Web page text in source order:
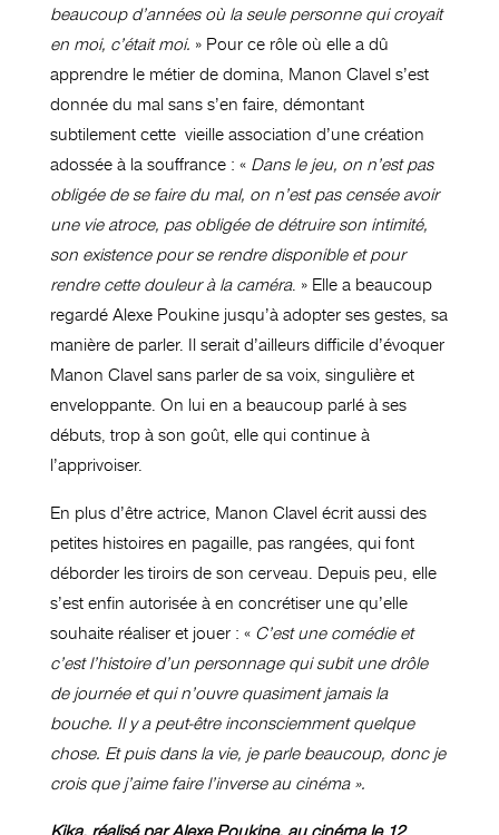
beaucoup d’années où la seule personne qui croyait
en moi, c’était moi. » Pour ce rôle où elle a dû
apprendre le métier de domina, Manon Clavel s’est
donnée du mal sans s’en faire, démontant
subtilement cette vieille association d’une création
adossée à la souffrance : « Dans le jeu, on n’est pas
obligée de se faire du mal, on n’est pas censée avoir
une vie atroce, pas obligée de détruire son intimité,
son existence pour se rendre disponible et pour
rendre cette douleur à la caméra. » Elle a beaucoup
regardé Alexe Poukine jusqu’à adopter ses gestes, sa
manière de parler. Il serait d’ailleurs difficile d’évoquer
Manon Clavel sans parler de sa voix, singulière et
enveloppante. On lui en a beaucoup parlé à ses
débuts, trop à son goût, elle qui continue à
l’apprivoiser.
En plus d’être actrice, Manon Clavel écrit aussi des
petites histoires en pagaille, pas rangées, qui font
déborder les tiroirs de son cerveau. Depuis peu, elle
s’est enfin autorisée à en concrétiser une qu’elle
souhaite réaliser et jouer : « C’est une comédie et
c’est l’histoire d’un personnage qui subit une drôle
de journée et qui n’ouvre quasiment jamais la
bouche. Il y a peut-être inconsciemment quelque
chose. Et puis dans la vie, je parle beaucoup, donc je
crois que j’aime faire l’inverse au cinéma ».